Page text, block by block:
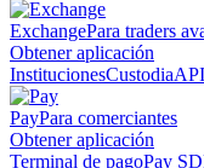
ExchangePara traders
Obtener aplicación
InstitucionesCustodia
PayPara comerciantes
Obtener aplicación
Terminal de pagoPay